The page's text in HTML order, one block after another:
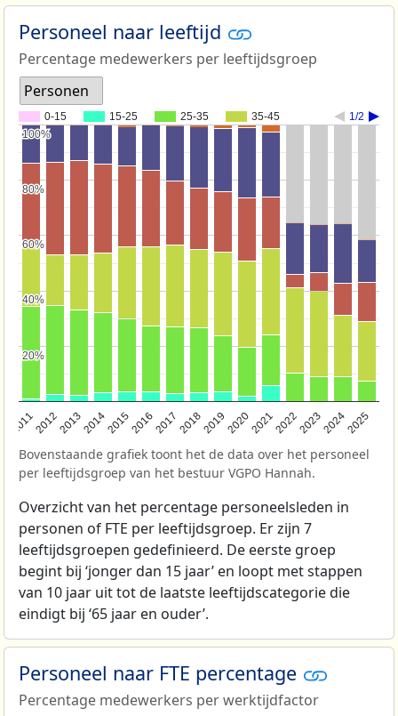
Personeel naar leeftijd
Percentage medewerkers per leeftijdsgroep
Personen
0-15 15-25 25-35 35-45 1/2
201120122013201420152016201720182019202020212022202320242025
20%
20%
40%
40%
60%
60%
80%
80%
100%
100%
Bovenstaande grafiek toont het de data over het personeel
per leeftijdsgroep van het bestuur VGPO Hannah.
Overzicht van het percentage personeelsleden in
personen of FTE per leeftijdsgroep. Er zijn 7
leeftijdsgroepen gedefinieerd. De eerste groep
begint bij ‘jonger dan 15 jaar’ en loopt met stappen
van 10 jaar uit tot de laatste leeftijdscategorie die
eindigt bij ‘65 jaar en ouder’.
Personeel naar FTE percentage
Percentage medewerkers per werktijdfactor